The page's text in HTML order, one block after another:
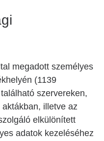
megadott személyes
(1139
szervereken,
illetve az
elkülönített
adatok kezeléséhez